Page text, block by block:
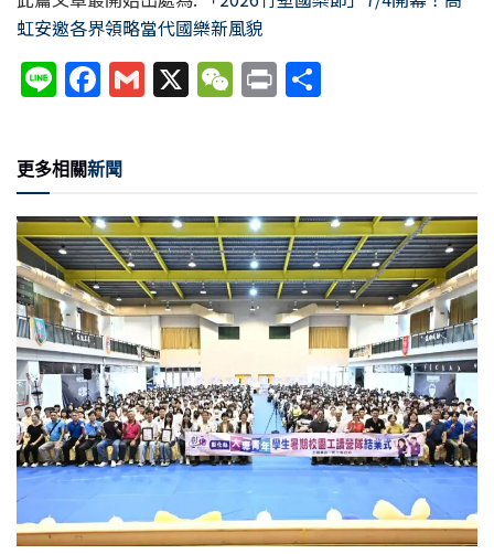
虹安邀各界領略當代國樂新風貌
Li
n
e
F
a
c
e
b
o
o
k
G
m
X W
e
at
P
ri
更多相關新聞